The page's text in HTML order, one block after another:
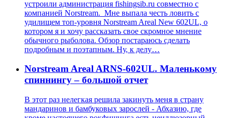
устроили администрация fishingsib.ru совместно с
компанией Norstream. Мне выпала честь ловить с
удилищем топ-уровня Norstream Areal New 602UL, о
котором я и хочу рассказать свое скромное мнение
обычного рыболова. Обзор постараюсь сделать
подробным и поэтапным. Ну, к делу…
Norstream Areal ARNS-602UL. Маленькому
спиннингу – большой отчет
В этот раз нелегкая решила закинуть меня в страну
мандаринов и бамбуковых зарослей - Абхазию, где